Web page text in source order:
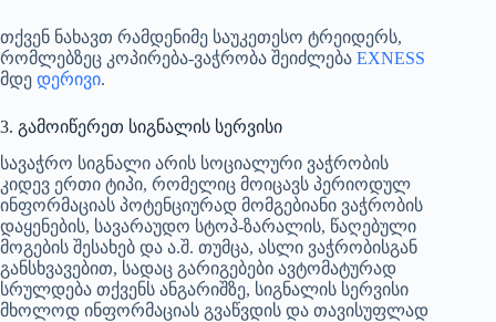
თქვენ ნახავთ რამდენიმე საუკეთესო ტრეიდერს,
რომლებზეც კოპირება-ვაჭრობა შეიძლება EXNESS
მდე დერივი.
3. გამოიწერეთ სიგნალის სერვისი
სავაჭრო სიგნალი არის სოციალური ვაჭრობის
კიდევ ერთი ტიპი, რომელიც მოიცავს პერიოდულ
ინფორმაციას პოტენციურად მომგებიანი ვაჭრობის
დაყენების, სავარაუდო სტოპ-ზარალის, წაღებული
მოგების შესახებ და ა.შ. თუმცა, ასლი ვაჭრობისგან
განსხვავებით, სადაც გარიგებები ავტომატურად
სრულდება თქვენს ანგარიშზე, სიგნალის სერვისი
მხოლოდ ინფორმაციას გვაწვდის და თავისუფლად